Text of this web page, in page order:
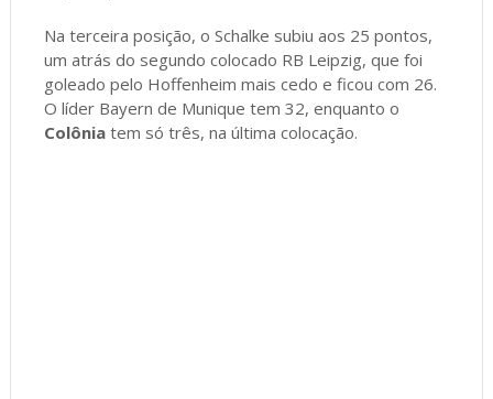
Na terceira posição, o Schalke subiu aos 25 pontos,
um atrás do segundo colocado RB Leipzig, que foi
goleado pelo Hoffenheim mais cedo e ficou com 26.
O líder Bayern de Munique tem 32, enquanto o
Colônia tem só três, na última colocação.